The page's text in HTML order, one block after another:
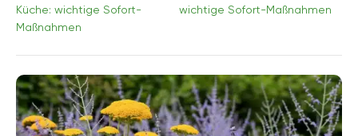
Küche: wichtige Sofort-
Maßnahmen
wichtige Sofort-Maßnahmen